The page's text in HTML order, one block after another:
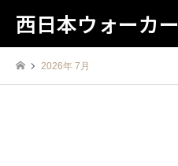
西日本ウォーカー
2026年 7月